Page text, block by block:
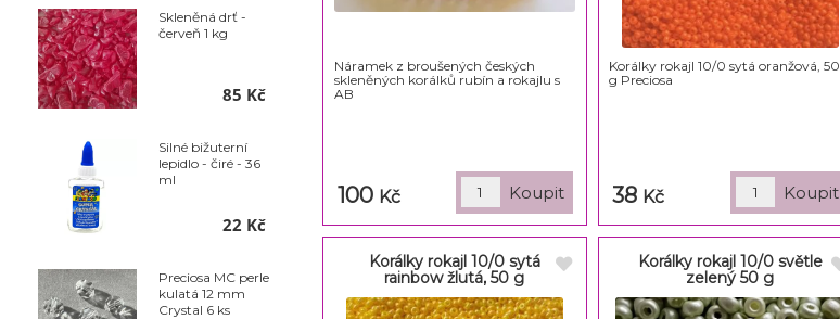
Náramek z broušených českých
skleněných korálků rubín a rokajlu s
AB
100 Kč
Korálky rokajl 10/0 sytá oranžová, 50
g Preciosa
38 Kč
Korálky rokajl 10/0 sytá
rainbow žlutá, 50 g
Korálky rokajl 10/0 světle
zelený 50 g
Skleněná drť -
červeň 1 kg
85 Kč
Silné bižuterní
lepidlo - čiré - 36
ml
22 Kč
Preciosa MC perle
kulatá 12 mm
Crystal 6 ks